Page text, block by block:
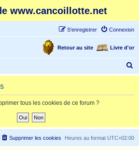
www.cancoillotte.net
Connexion
S’enregistrer
Livre d'or
Retour au site
e
h
tous les cookies de ce forum ?
Heures au format UTC+02:00
Supprimer les cookies